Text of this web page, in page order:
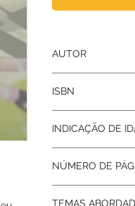
AUTOR
ISBN
INDICAÇÃO DE
NÚMERO DE
TEMAS